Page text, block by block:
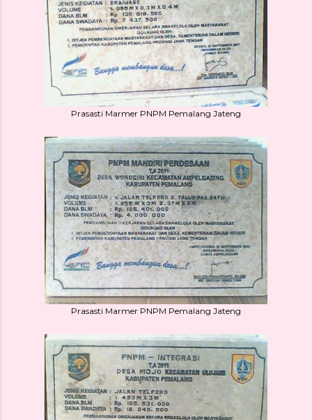
Prasasti Marmer PNPM Pemalang Jateng
Prasasti Marmer PNPM Pemalang Jateng